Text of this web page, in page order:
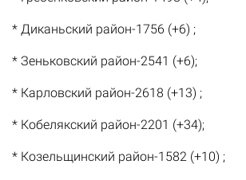
* Диканьский район-1756 (+6) ;
* Зеньковский район-2541 (+6);
* Карловский район-2618 (+13) ;
* Кобелякский район-2201 (+34);
* Козельщинский район-1582 (+10) ;